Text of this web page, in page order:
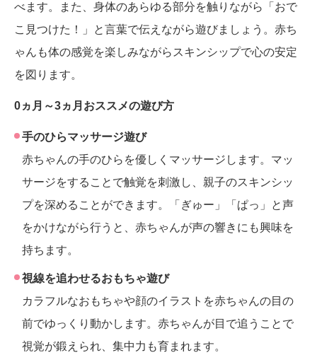
べます。また、身体のあらゆる部分を触りながら「おで
こ見つけた！」と言葉で伝えながら遊びましょう。赤ち
ゃんも体の感覚を楽しみながらスキンシップで心の安定
を図ります。
0ヵ月～3ヵ月おススメの遊び方
手のひらマッサージ遊び
赤ちゃんの手のひらを優しくマッサージします。マッ
サージをすることで触覚を刺激し、親子のスキンシッ
プを深めることができます。「ぎゅー」「ぱっ」と声
をかけながら行うと、赤ちゃんが声の響きにも興味を
持ちます。
視線を追わせるおもちゃ遊び
カラフルなおもちゃや顔のイラストを赤ちゃんの目の
前でゆっくり動かします。赤ちゃんが目で追うことで
視覚が鍛えられ、集中力も育まれます。